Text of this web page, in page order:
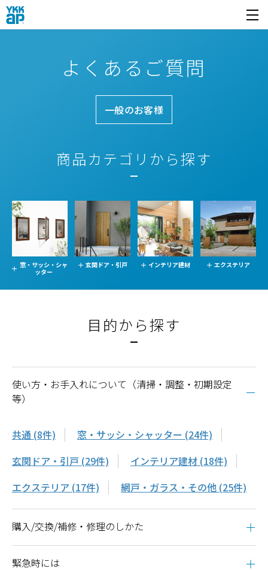
開く
よくあるご質問
一般のお客様
商品カテゴリから探す
窓・サッシ・シャ
ッター
玄関ドア・引戸 インテリア建材 エクステリア
目的から探す
使い方・お手入れについて（清掃・調整・初期設定
等）
共通 (8件)
窓・サッシ・シャッター (24件)
玄関ドア・引戸 (29件)
インテリア建材 (18件)
エクステリア (17件)
網戸・ガラス・その他 (25件)
購入/交換/補修・修理のしかた
緊急時には